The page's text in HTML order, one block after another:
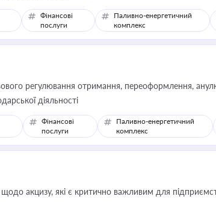
Фінансові
послуги
Паливно-енергетичний
комплекс
регулювання отримання, переоформлення,
діяльності
Фінансові
послуги
Паливно-енергетичний
комплекс
акцизу, які є критично важливим для